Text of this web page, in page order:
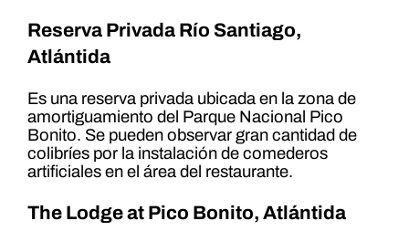
Reserva Privada Río Santiago,
Atlántida
Es una reserva privada ubicada en la zona de
amortiguamiento del Parque Nacional Pico
Bonito. Se pueden observar gran cantidad de
colibríes por la instalación de comederos
artificiales en el área del restaurante.
The Lodge at Pico Bonito, Atlántida